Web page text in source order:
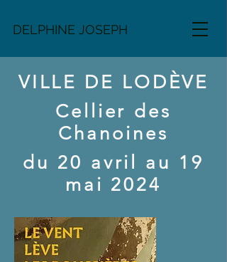
DELPHINE JOSEPH
VILLE DE LODÈVE
Cellier des
Chanoines
du 20 avril au 19
mai 2024